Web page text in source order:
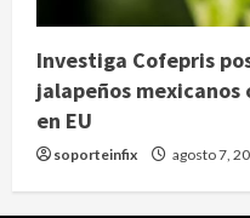
Investiga Cofepris
jalapeños
en EU
soporteinfix agosto 7,